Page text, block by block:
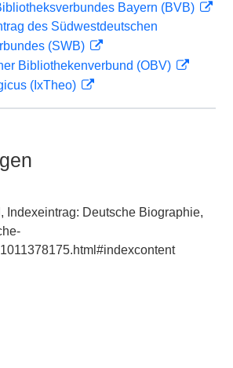
Bayern (BVB)
des Südwestdeutschen
(SWB)
Bibliothekenverbund (OBV)
(IxTheo)
Indexeintrag: Deutsche Biographie,